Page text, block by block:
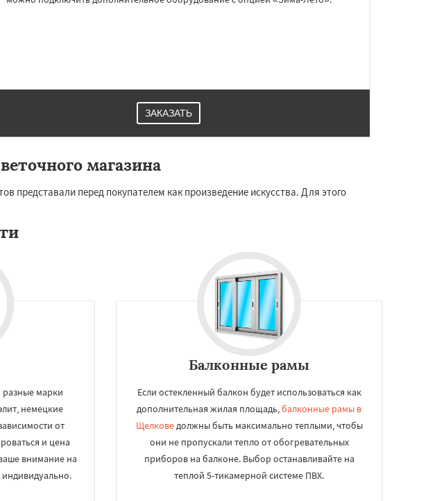
ЗАКАЗАТЬ
магазина
представали перед покупателем как произведение искусства. Для этого
марки
немецкие
от
и цена
внимание на
Балконные рамы
Если остекленный балкон будет использоваться как
дополнительная жилая площадь,балконные рамы в
Щелковедолжны быть максимально теплыми, чтобы
они не пропускали тепло от обогревательных
приборов на балконе. Выбор останавливайте на
теплой 5-тикамерной системе ПВХ.